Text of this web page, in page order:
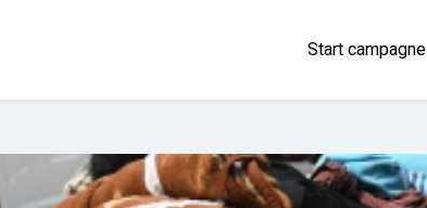
Start campagne